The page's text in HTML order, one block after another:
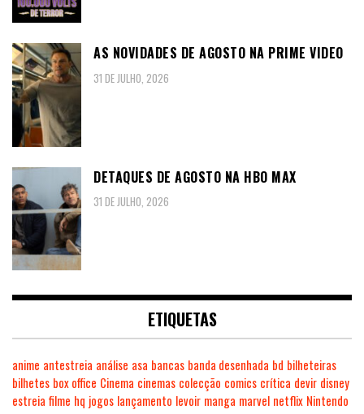
AS NOVIDADES DE AGOSTO NA PRIME VIDEO
31 DE JULHO, 2026
DETAQUES DE AGOSTO NA HBO MAX
31 DE JULHO, 2026
ETIQUETAS
anime antestreia análise asa bancas banda desenhada bd bilheteiras
bilhetes box office Cinema cinemas colecção comics crítica devir disney
estreia filme hq jogos lançamento levoir manga marvel netflix Nintendo